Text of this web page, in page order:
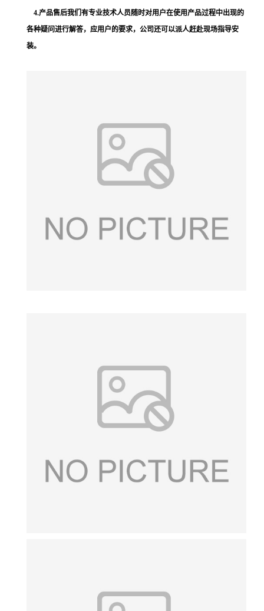
4.产品售后我们有专业技术人员随时对用户在使用产品过程中出现的
各种疑问进行解答，应用户的要求，公司还可以派人赶赴现场指导安
装。